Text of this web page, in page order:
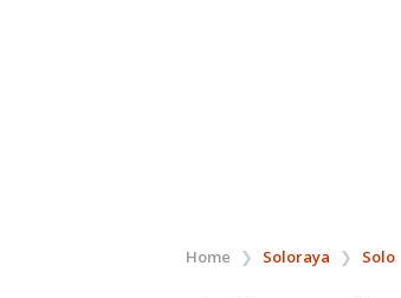
Home ❯ Soloraya ❯ Solo